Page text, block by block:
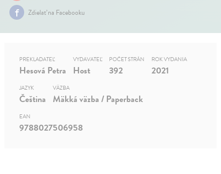
Zdielať na Facebooku
PREKLADATEĽ
Hesová Petra
VYDAVATEĽ
Host
POČET STRÁN
392
ROK VYDANIA
2021
JAZYK
Čeština
VÄZBA
Mäkká väzba / Paperback
EAN
9788027506958